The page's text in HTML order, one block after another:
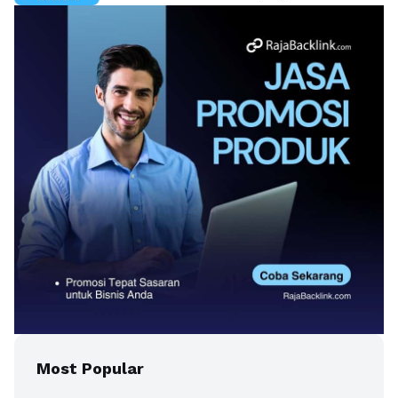
Most Popular